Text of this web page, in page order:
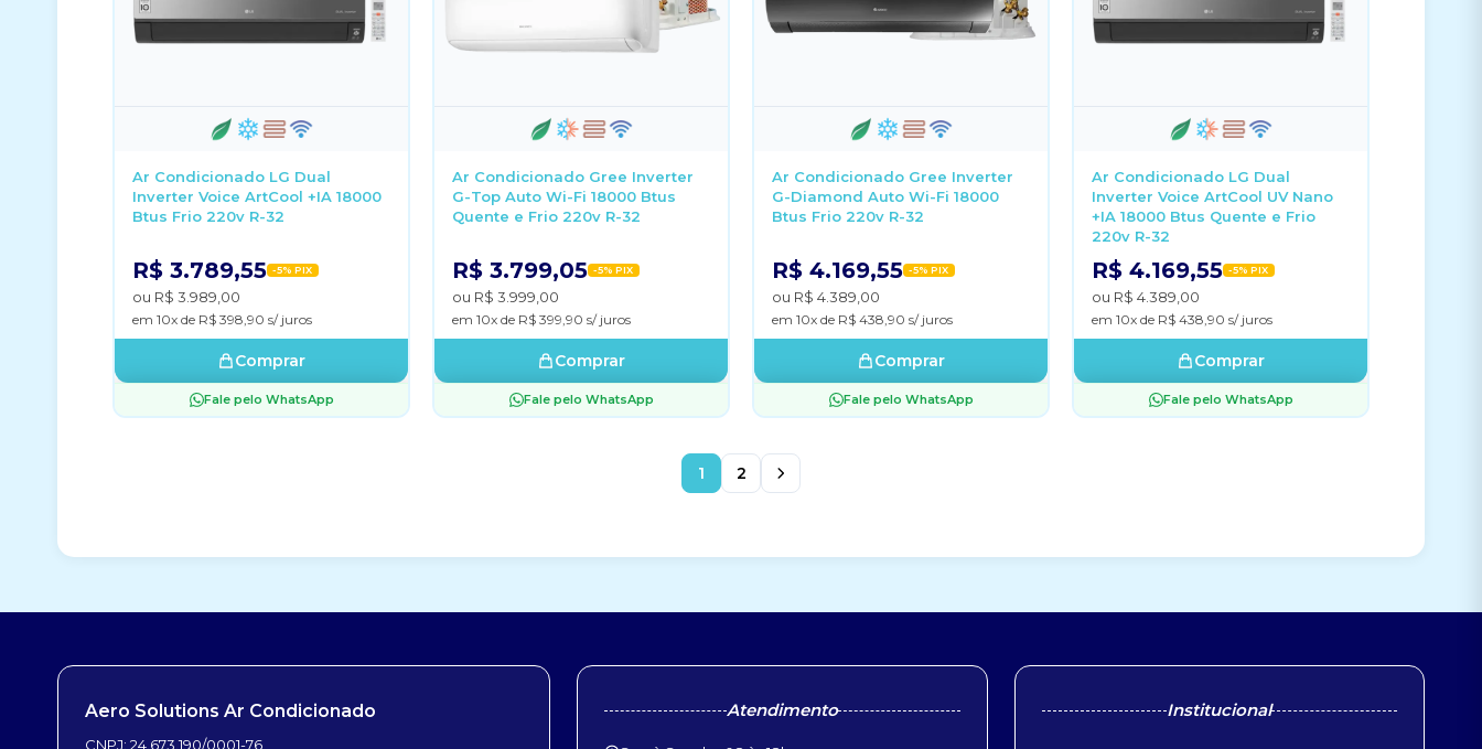
Ar Condicionado LG Dual
Inverter Voice ArtCool +IA 18000
Btus Frio 220v R-32
R$ 3.789,55 -5% PIX
ou R$ 3.989,00
em 10x de R$ 398,90 s/ juros
Comprar
Fale pelo WhatsApp
Ar Condicionado Gree Inverter
G-Top Auto Wi-Fi 18000 Btus
Quente e Frio 220v R-32
R$ 3.799,05 -5% PIX
ou R$ 3.999,00
em 10x de R$ 399,90 s/ juros
Comprar
Fale pelo WhatsApp
Ar Condicionado Gree Inverter
G-Diamond Auto Wi-Fi 18000
Btus Frio 220v R-32
R$ 4.169,55 -5% PIX
ou R$ 4.389,00
em 10x de R$ 438,90 s/ juros
Comprar
Fale pelo WhatsApp
Ar Condicionado LG Dual
Inverter Voice ArtCool UV Nano
+IA 18000 Btus Quente e Frio
220v R-32
R$ 4.169,55 -5% PIX
ou R$ 4.389,00
em 10x de R$ 438,90 s/ juros
Comprar
Fale pelo WhatsApp
1 2
Aero Solutions Ar Condicionado
CNPJ: 24.673.190/0001-76
Atendimento Institucional